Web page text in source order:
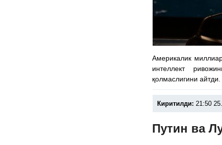
Америкалик
интеллект
қолмаслигини айтди.
Киритилди: 21:50
Путин ва